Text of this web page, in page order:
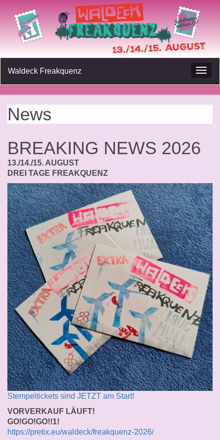
Waldeck Freakquenz
News
BREAKING NEWS 2026
13./14./15. AUGUST
DREI TAGE FREAKQUENZ
Stempeltickets sind JETZT am Start!
VORVERKAUF LÄUFT!
GO!GO!GO!!1!
https://pretix.eu/waldeck/freakquenz-2026/